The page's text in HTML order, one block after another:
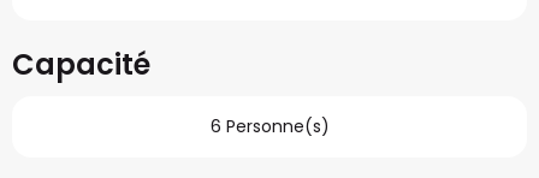
Capacité
6 Personne(s)